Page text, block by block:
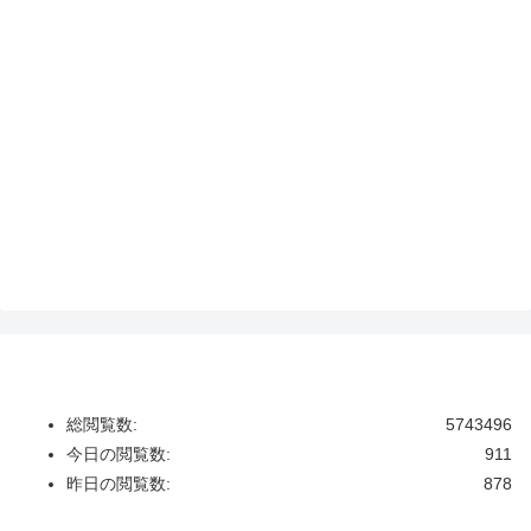
5743496
総閲覧数:
911
今日の閲覧数:
878
昨日の閲覧数: